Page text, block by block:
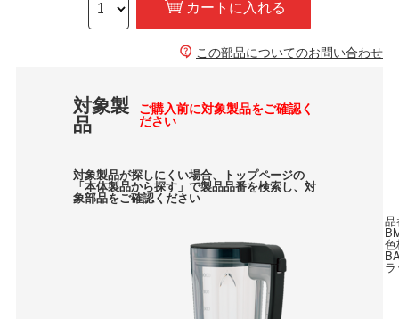
カートに入れる
この部品についてのお問い合わせ
対象製
品
ご購入前に対象製品をご確認く
ださい
対象製品が探しにくい場合、トップページの
「本体製品から探す」で製品品番を検索し、対
象部品をご確認ください